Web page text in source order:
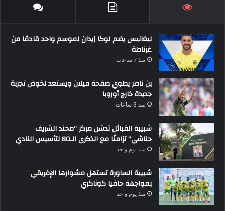
ليغانيس يضم لوكا زيدان لموسم واحد قادمًا من
غرناطة
منذ 7 ساعات
بن ناصر يطوي صفحة ميلان ويستعد لخوض تجربة
جديدة خارج أوروبا
منذ 8 ساعات
شبيبة القبائل تدشن مركز “محند الشريف
حناشي” تزامنًا مع الذكرى الـ80 لتأسيس النادي
منذ يوم واحد
شبيبة الساورة تستهل مشوارها الإفريقي
بمواجهة حافيا كوناكري
منذ يوم واحد